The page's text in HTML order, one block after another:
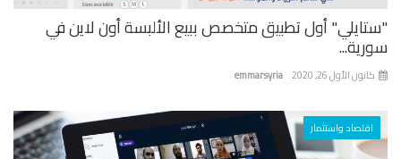
أول تطبيق متخصص ببيع الألبسة أون لاين في
emmarsyria الأول 26, 2020
اقتصاد واستثمار